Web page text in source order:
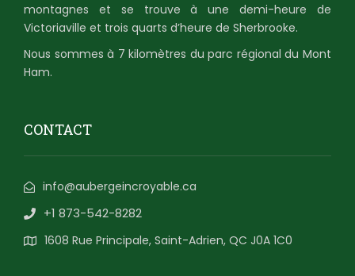
montagnes et se trouve à une demi-heure de
Victoriaville et trois quarts d’heure de Sherbrooke.
Nous sommes à 7 kilomètres du parc régional du Mont
Ham.
CONTACT
info@aubergeincroyable.ca
+1 873-542-8282
1608 Rue Principale, Saint-Adrien, QC J0A 1C0